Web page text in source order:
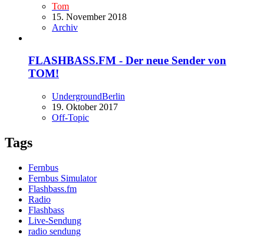
Tom
15. November 2018
Archiv
FLASHBASS.FM - Der neue Sender von
TOM!
UndergroundBerlin
19. Oktober 2017
Off-Topic
Tags
Fernbus
Fernbus Simulator
Flashbass.fm
Radio
Flashbass
Live-Sendung
radio sendung